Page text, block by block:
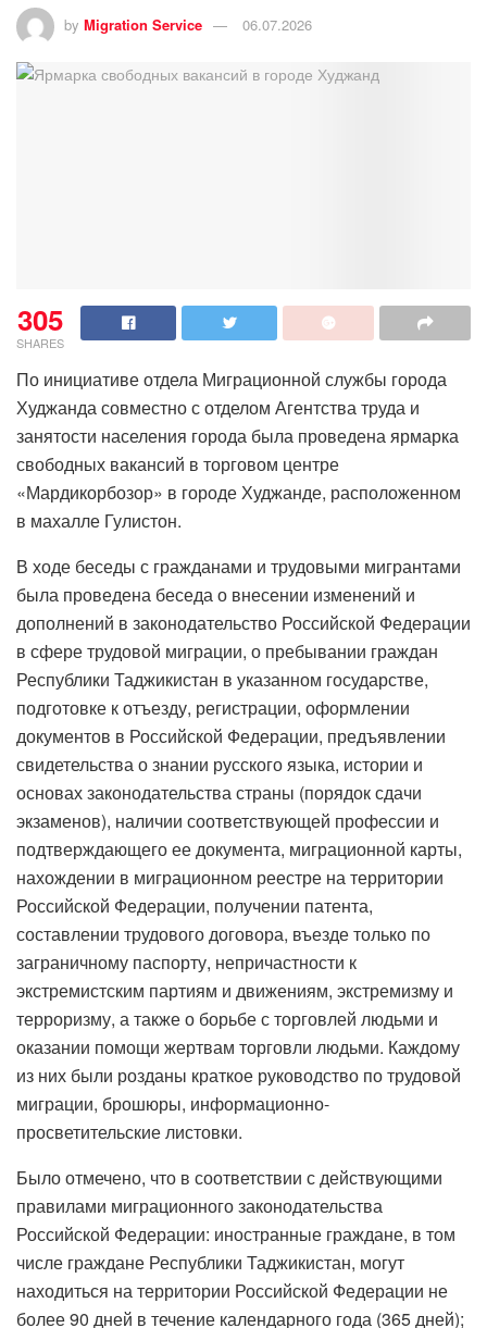
by Migration Service 06.07.2026
305
SHARES
По инициативе отдела Миграционной службы города
Худжанда совместно с отделом Агентства труда и
занятости населения города была проведена ярмарка
свободных вакансий в торговом центре
«Мардикорбозор» в городе Худжанде, расположенном
в махалле Гулистон.
В ходе беседы с гражданами и трудовыми мигрантами
была проведена беседа о внесении изменений и
дополнений в законодательство Российской Федерации
в сфере трудовой миграции, о пребывании граждан
Республики Таджикистан в указанном государстве,
подготовке к отъезду, регистрации, оформлении
документов в Российской Федерации, предъявлении
свидетельства о знании русского языка, истории и
основах законодательства страны (порядок сдачи
экзаменов), наличии соответствующей профессии и
подтверждающего ее документа, миграционной карты,
нахождении в миграционном реестре на территории
Российской Федерации, получении патента,
составлении трудового договора, въезде только по
заграничному паспорту, непричастности к
экстремистским партиям и движениям, экстремизму и
терроризму, а также о борьбе с торговлей людьми и
оказании помощи жертвам торговли людьми. Каждому
из них были розданы краткое руководство по трудовой
миграции, брошюры, информационно-
просветительские листовки.
Было отмечено, что в соответствии с действующими
правилами миграционного законодательства
Российской Федерации: иностранные граждане, в том
числе граждане Республики Таджикистан, могут
находиться на территории Российской Федерации не
более 90 дней в течение календарного года (365 дней);